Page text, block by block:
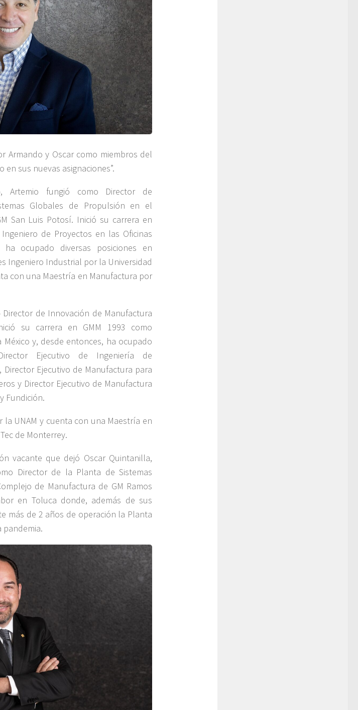
Armando y Oscar como miembros del
en sus nuevas asignaciones”.
Artemio fungió como Director de
Globales de Propulsión en el
San Luis Potosí. Inició su carrera en
de Proyectos en las Oficinas
ocupado diversas posiciones en
Ingeniero Industrial por la Universidad
con una Maestría en Manufactura por
de Innovación de Manufactura
su carrera en GMM 1993 como
y, desde entonces, ha ocupado
Ejecutivo de Ingeniería de
Director Ejecutivo de Manufactura para
y Director Ejecutivo de Manufactura
Fundición.
UNAM y cuenta con una Maestría en
de Monterrey.
vacante que dejó Oscar Quintanilla,
Director de la Planta de Sistemas
de Manufactura de GM Ramos
en Toluca donde, además de sus
más de 2 años de operación la Planta
pandemia.